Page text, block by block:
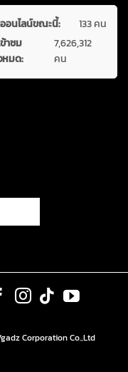
ออนไลน์ขณะนี้:
133 คน
าชม
หมด:
7,626,312
คน
Corporation Co.,Ltd